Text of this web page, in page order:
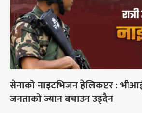
सेनाको नाइटभिजन हेलिकप्टर :
जनताको ज्यान बचाउन उड्दैन